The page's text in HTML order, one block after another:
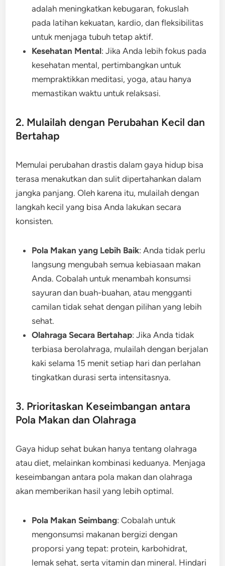
adalah meningkatkan kebugaran, fokuslah
pada latihan kekuatan, kardio, dan fleksibilitas
untuk menjaga tubuh tetap aktif.
Kesehatan Mental: Jika Anda lebih fokus pada
kesehatan mental, pertimbangkan untuk
mempraktikkan meditasi, yoga, atau hanya
memastikan waktu untuk relaksasi.
2. Mulailah dengan Perubahan Kecil dan
Bertahap
Memulai perubahan drastis dalam gaya hidup bisa
terasa menakutkan dan sulit dipertahankan dalam
jangka panjang. Oleh karena itu, mulailah dengan
langkah kecil yang bisa Anda lakukan secara
konsisten.
Pola Makan yang Lebih Baik: Anda tidak perlu
langsung mengubah semua kebiasaan makan
Anda. Cobalah untuk menambah konsumsi
sayuran dan buah-buahan, atau mengganti
camilan tidak sehat dengan pilihan yang lebih
sehat.
Olahraga Secara Bertahap: Jika Anda tidak
terbiasa berolahraga, mulailah dengan berjalan
kaki selama 15 menit setiap hari dan perlahan
tingkatkan durasi serta intensitasnya.
3. Prioritaskan Keseimbangan antara
Pola Makan dan Olahraga
Gaya hidup sehat bukan hanya tentang olahraga
atau diet, melainkan kombinasi keduanya. Menjaga
keseimbangan antara pola makan dan olahraga
akan memberikan hasil yang lebih optimal.
Pola Makan Seimbang: Cobalah untuk
mengonsumsi makanan bergizi dengan
proporsi yang tepat: protein, karbohidrat,
lemak sehat, serta vitamin dan mineral. Hindari